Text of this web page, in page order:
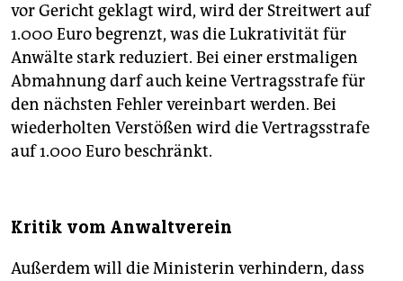
vor Gericht geklagt wird, wird der Streitwert auf
1.000 Euro begrenzt, was die Lukrativität für
Anwälte stark reduziert. Bei einer erstmaligen
Abmahnung darf auch keine Vertragsstrafe für
den nächsten Fehler vereinbart werden. Bei
wiederholten Verstößen wird die Vertragsstrafe
auf 1.000 Euro beschränkt.
Kritik vom Anwaltverein
Außerdem will die Ministerin verhindern, dass